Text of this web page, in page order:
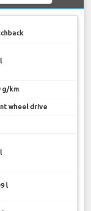
g/km
wheel drive
l